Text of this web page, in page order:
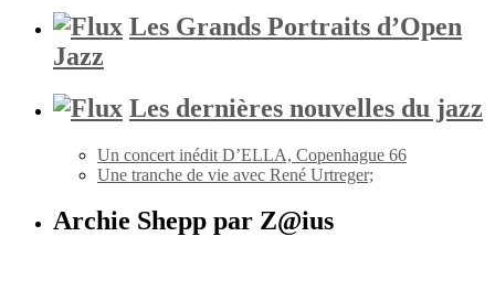
Les Grands Portraits d’Open
Jazz
Les dernières nouvelles du jazz
Un concert inédit D’ELLA, Copenhague 66
Une tranche de vie avec René Urtreger;
Archie Shepp par Z@ius